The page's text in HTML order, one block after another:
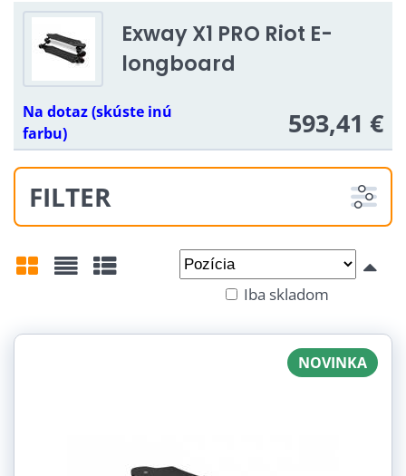
Exway X1 PRO Riot E-
longboard
Na dotaz (skúste inú
farbu)
593,41 €
FILTER
Iba skladom
NOVINKA